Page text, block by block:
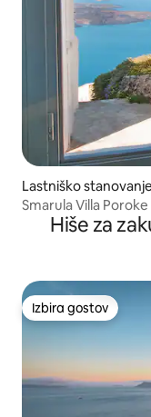
Lastniško
Smarula Villa
Hiše za
Izbira gostov
Izbira gostov